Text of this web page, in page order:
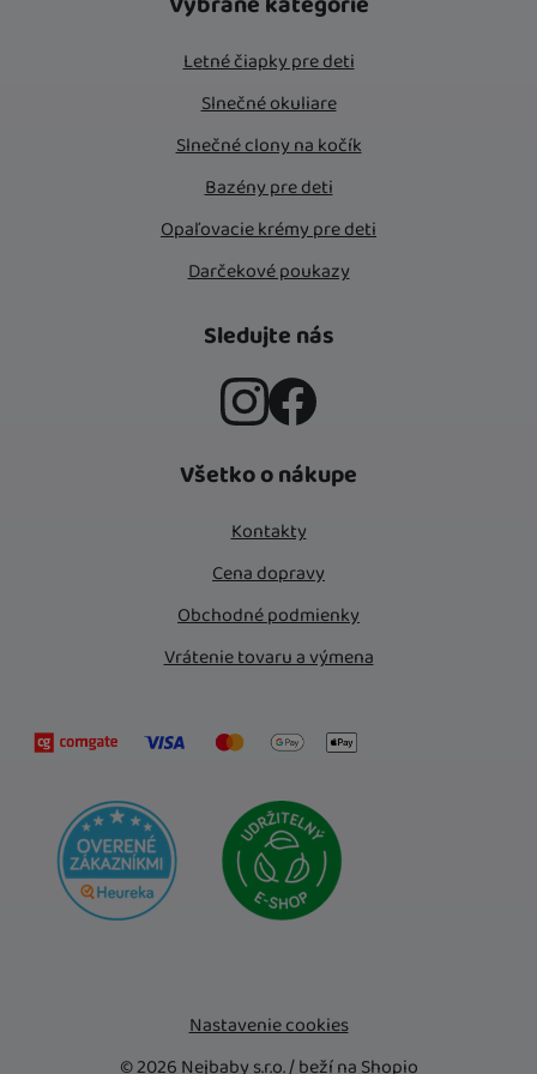
Letné čiapky pre deti
Slnečné okuliare
Slnečné clony na kočík
Bazény pre deti
Opaľovacie krémy pre deti
Darčekové poukazy
Sledujte nás
Všetko o nákupe
Kontakty
Cena dopravy
Obchodné podmienky
Vrátenie tovaru a výmena
Nastavenie cookies
© 2026 Nejbaby s.r.o. /beží na Shopio